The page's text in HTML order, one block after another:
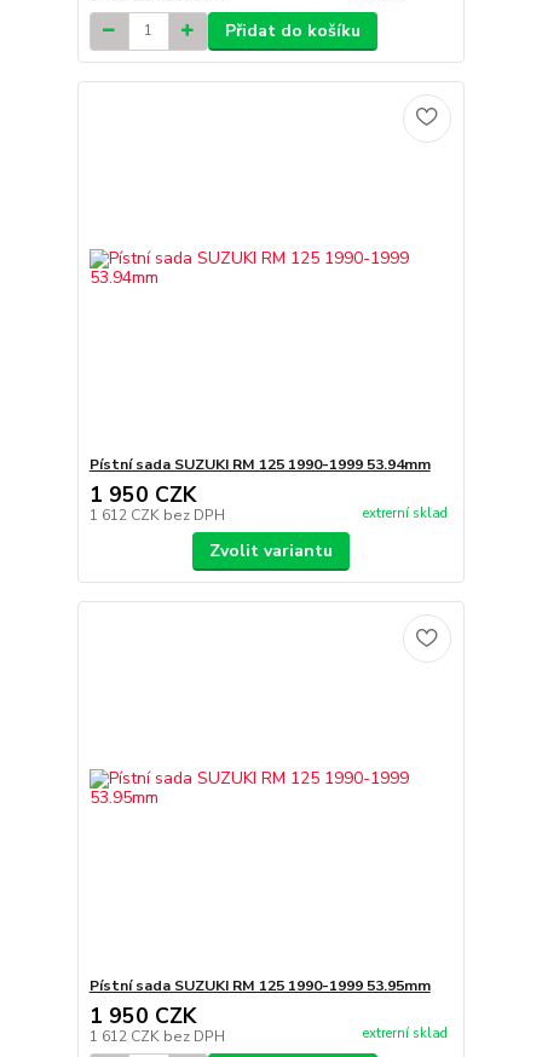
Přidat do košíku
Pístní sada SUZUKI RM 125 1990-1999 53.94mm
1 950 CZK
1 612 CZK bez DPH extrerní sklad
Zvolit variantu
Pístní sada SUZUKI RM 125 1990-1999 53.95mm
1 950 CZK
1 612 CZK bez DPH extrerní sklad